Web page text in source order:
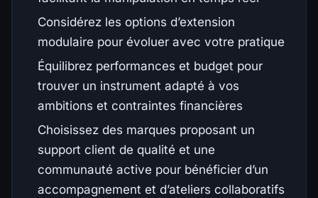
Considérez les options d’extension
modulaire pour évoluer avec votre pratique
Équilibrez performances et budget pour
trouver un instrument adapté à vos
ambitions et contraintes financières
Choisissez des marques proposant un
support client de qualité et une
communauté active pour bénéficier d’un
accompagnement et d’ateliers collaboratifs